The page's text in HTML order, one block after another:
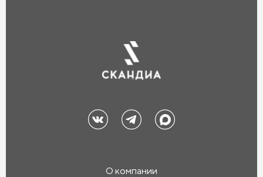
О компании